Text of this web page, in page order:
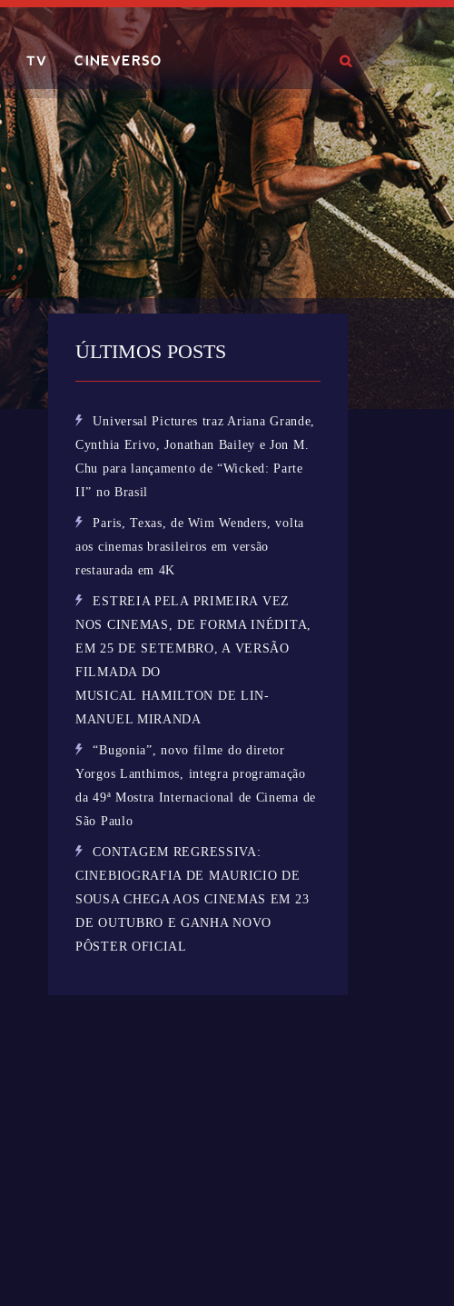
TV CINEVERSO
ÚLTIMOS POSTS
Universal Pictures traz Ariana Grande,
Cynthia Erivo, Jonathan Bailey e Jon M.
Chu para lançamento de “Wicked: Parte
II” no Brasil
Paris, Texas, de Wim Wenders, volta
aos cinemas brasileiros em versão
restaurada em 4K
ESTREIA PELA PRIMEIRA VEZ
NOS CINEMAS, DE FORMA INÉDITA,
EM 25 DE SETEMBRO, A VERSÃO
FILMADA DO
MUSICAL HAMILTON DE LIN-
MANUEL MIRANDA
“Bugonia”, novo filme do diretor
Yorgos Lanthimos, integra programação
da 49ª Mostra Internacional de Cinema de
São Paulo
CONTAGEM REGRESSIVA:
CINEBIOGRAFIA DE MAURICIO DE
SOUSA CHEGA AOS CINEMAS EM 23
DE OUTUBRO E GANHA NOVO
PÔSTER OFICIAL